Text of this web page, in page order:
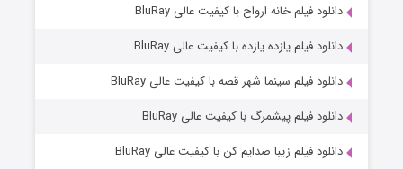
دانلود فیلم خانه ارواح با کیفیت عالی BluRay
دانلود فیلم یازده یازده با کیفیت عالی BluRay
دانلود فیلم سینما شهر قصه با کیفیت عالی BluRay
دانلود فیلم پیشمرگ با کیفیت عالی BluRay
دانلود فیلم زیبا صدایم کن با کیفیت عالی BluRay